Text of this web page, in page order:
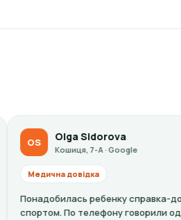
· Google
справка-допуск к занятиям
говорили одну цену, по факту в